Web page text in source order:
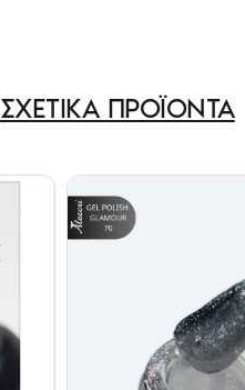
ΣΧΕΤΙΚΑ ΠΡΟΪΟΝΤΑ